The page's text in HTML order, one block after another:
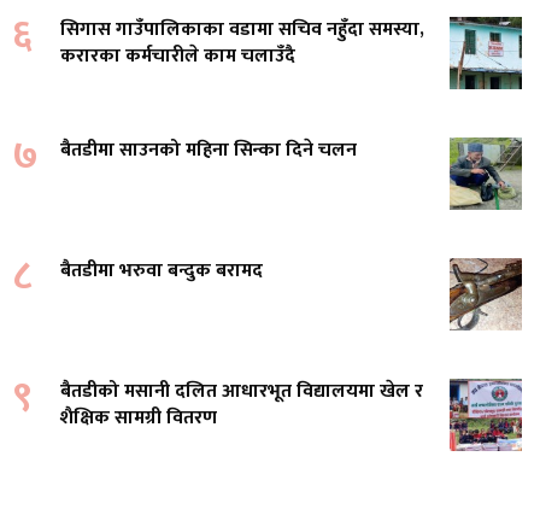
६
सिगास गाउँपालिकाका वडामा सचिव नहुँदा समस्या,
करारका कर्मचारीले काम चलाउँदै
७ बैतडीमा साउनको महिना सिन्का दिने चलन
८ बैतडीमा भरुवा बन्दुक बरामद
९
बैतडीको मसानी दलित आधारभूत विद्यालयमा खेल र
शैक्षिक सामग्री वितरण